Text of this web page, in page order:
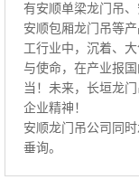
有安顺单梁龙门吊
安顺包厢龙门吊等
工行业中，沉着、
与使命，在产业报
当！未来，长垣龙
企业精神！
安顺龙门吊公司同
垂询。